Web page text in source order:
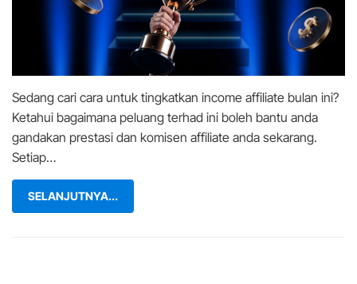
Anda
Ini!
Sedang cari cara untuk tingkatkan income affiliate bulan ini?
Ketahui bagaimana peluang terhad ini boleh bantu anda
gandakan prestasi dan komisen affiliate anda sekarang.
Setiap…
SELANJUTNYA...